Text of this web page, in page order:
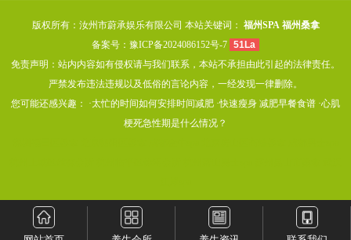
版权所有：汝州市蔚承娱乐有限公司 本站关键词： 福州SPA 福州桑拿
备案号： 豫ICP备2024086152号-7 51La
免责声明：站内内容如有侵权请与我们联系，本站不承担由此引起的法律责任。
严禁发布违法违规以及低俗的言论内容，一经发现一律删除。
您可能还感兴趣： ·太忙的时间如何安排时间减肥 ·快速瘦身 减肥早餐食谱 ·心肌
梗死急性期是什么情况？